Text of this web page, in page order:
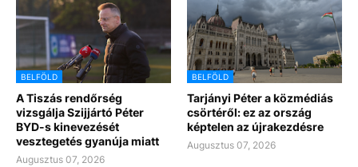
BELFÖLD
A Tiszás rendőrség
vizsgálja Szijjártó Péter
BYD-s kinevezését
vesztegetés gyanúja miatt
Augusztus 07, 2026
BELFÖLD
Tarjányi Péter a közmédiás
csörtéről: ez az ország
képtelen az újrakezdésre
Augusztus 07, 2026